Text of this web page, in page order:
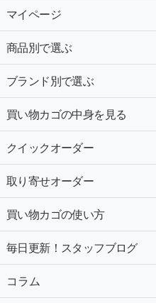
マイページ
商品別で選ぶ
ブランド別で選ぶ
買い物カゴの中身を見る
クイックオーダー
取り寄せオーダー
買い物カゴの使い方
毎日更新！スタッフブログ
コラム